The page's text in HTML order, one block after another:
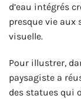
d’eau intégrés
presque vie aux
visuelle.
Pour illustrer,
paysagiste a
des statues qui